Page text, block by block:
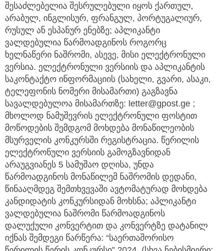
შესაძლებელია შესრულებული იყოს ქართულ,
არაბულ, ინგლისურ, ფრანგულ, პორტუგალიურ,
რუსულ ან ესპანურ ენებზე; აპლიკანტი
ვალდებულია წარმოადგინოს როგორც
ხელნაწერი ნაშრომი, ასევე, მისი ელექტრონული
ვერსია. ელექტრონული ვერსიის და აპლიკანტის
საკონტაქტო ინფორმაციის (სახელი, გვარი, ასაკი,
ტელეფონის ნომერი მისამართი) გაგზავნა
სავალდებულოა მისამართზე: letter@gpost.ge ;
მხოლოდ ნამუშევრის ელექტრონული ფოსტით
მოწოდების შემდგომ მოხდება მონაწილეობის
მსურველის კონკურსში რეგისტრაცია. წერილის
ელექტრონული ვერსიის გამოგზავნიდან
არაუგვიანეს 5 სამუშაო დღისა, უნდა
წარმოადგინოს მონაწილემ ნაშრომის დედანი,
წინააღმდეგ შემთხვევაში ავტომატურად მოხდება
კანდიდატის კონკურსიდან მოხსნა; აპლიკანტი
ვალდებულია ნაშრომი წარმოადგინოს
დალუქული კონვერტით და კონვერტზე დატანილ
იქნას შემდეგი წარწერა: “საერთაშორისო